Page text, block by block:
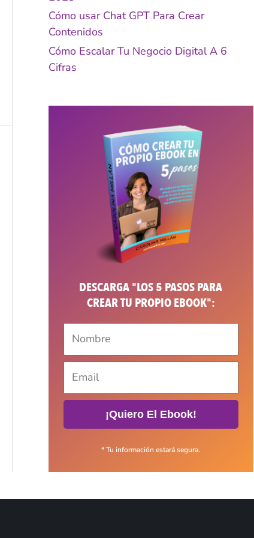
Cómo usar Chat GPT Para Crear
Contenidos
Cómo Escalar Tu Negocio Digital A 6
Cifras
DESCARGA "LOS 5 PASOS PARA
CREAR TU PROPIO EBOOK":
¡Quiero El Ebook!
* Tu información estará segura.